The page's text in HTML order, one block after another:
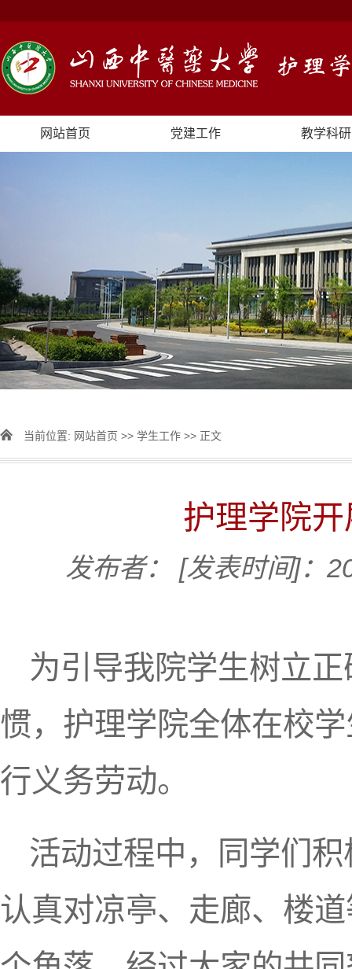
网站首页 党建工作 教学科研
当前位置: 网站首页 >> 学生工作 >> 正文
护理学院
发布者： [发表时间]：
为引导我院学生树立
惯，护理学院全体在校
行义务劳动。
活动过程中，同学们
认真对凉亭、走廊、楼